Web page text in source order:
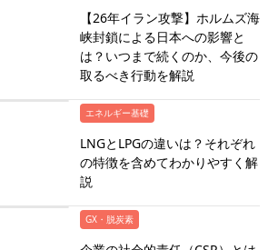
【26年イラン攻撃】ホルムズ海
峡封鎖による日本への影響と
は？いつまで続くのか、今後の
取るべき行動を解説
エネルギー基礎
LNGとLPGの違いは？それぞれ
の特徴を含めてわかりやすく解
説
GX・脱炭素